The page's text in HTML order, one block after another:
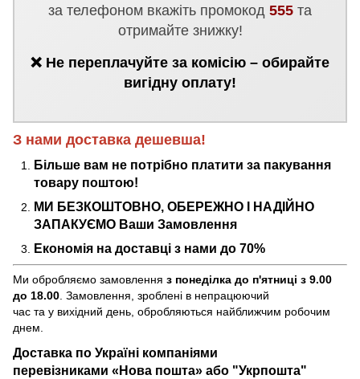
за телефоном вкажіть промокод 555 та
отримайте знижку!
❌ Не переплачуйте за комісію – обирайте
вигідну оплату!
З нами доставка дешевша!
Більше вам не потрібно платити за пакування
товару поштою!
МИ БЕЗКОШТОВНО, ОБЕРЕЖНО І НАДІЙНО
ЗАПАКУЄМО Ваши Замовлення
Економія на доставці з нами до 70%
Ми обробляємо замовлення з понеділка до п'ятниці з 9.00
до 18.00 . Замовлення, зроблені в непрацюючий
час та у вихідний день, обробляються найближчим робочим
днем.
Доставка по Україні компаніями
перевізниками «Нова пошта» або "Укрпошта"